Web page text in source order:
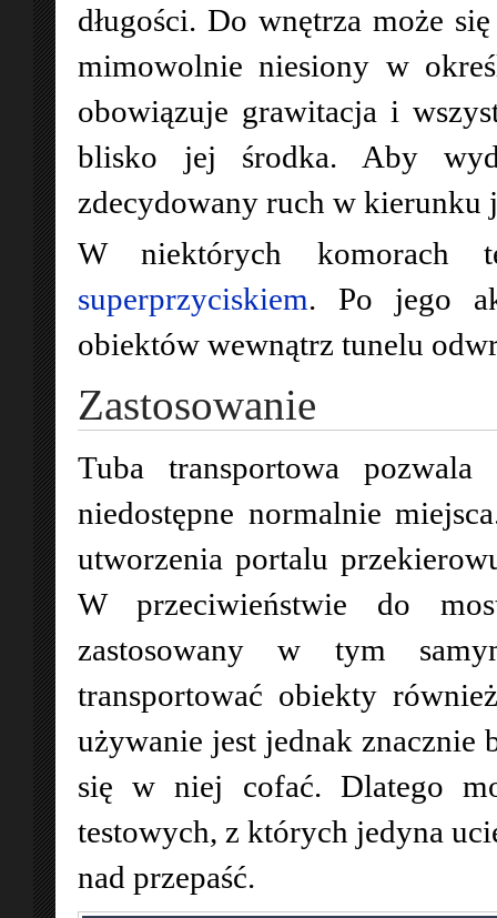
długości. Do wnętrza może
mimowolnie niesiony w
obowiązuje grawitacja i
blisko jej środka. Aby
zdecydowany ruch w kierunku
W niektórych komorach
superprzyciskiem. Po jego
obiektów wewnątrz tunelu
Zastosowanie
Tuba transportowa
niedostępne normalnie
utworzenia portalu
W przeciwieństwie do
zastosowany w tym
transportować obiekty
używanie jest jednak znacznie
się w niej cofać. Dlatego
testowych, z których jedyna
nad przepaść.